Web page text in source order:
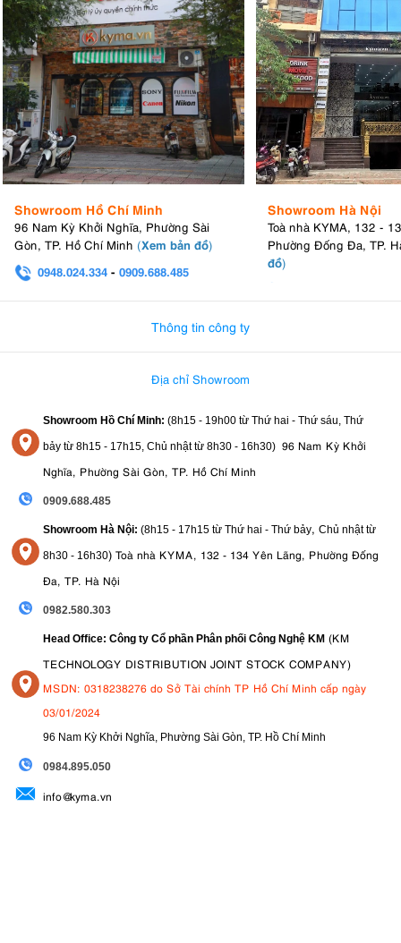
Showroom Hồ Chí Minh
96 Nam Kỳ Khởi Nghĩa, Phường Sài
Gòn, TP. Hồ Chí Minh (Xem bản đồ)
0948.024.334 - 0909.688.485
Showroom Hà Nội
Toà nhà KYMA, 132 -
Phường Đống Đa, TP.
đồ)
Thông tin công ty
Địa chỉ Showroom
Showroom Hồ Chí Minh: (8h15 - 19h00 từ Thứ hai - Thứ sáu, Thứ
bảy từ 8h15 - 17h15, Chủ nhật từ 8h30 - 16h30) 96 Nam Kỳ Khởi
Nghĩa, Phường Sài Gòn, TP. Hồ Chí Minh
0909.688.485
Showroom Hà Nội: (8h15 - 17h15 từ Thứ hai - Thứ bảy, Chủ nhật từ
8h30 - 16h30) Toà nhà KYMA, 132 - 134 Yên Lãng, Phường Đống
Đa, TP. Hà Nội
0982.580.303
Head Office: Công ty Cổ phần Phân phối Công Nghệ KM (KM
TECHNOLOGY DISTRIBUTION JOINT STOCK COMPANY)
MSDN: 0318238276 do Sở Tài chính TP Hồ Chí Minh cấp ngày
03/01/2024
96 Nam Kỳ Khởi Nghĩa, Phường Sài Gòn, TP. Hồ Chí Minh
0984.895.050
info@kyma.vn